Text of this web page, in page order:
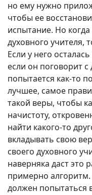
но ему нужно
чтобы ее
испытание. Но
духовного учителя,
Если у него
если он поговорит
попытается как-то
лучшее, самое
такой веры, чтобы
начистоту,
найти какого-то
вкладывать свою
своего духовного
наверняка даст это
примерно
должен попытаться